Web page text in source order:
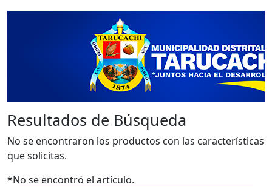
Resultados de Búsqueda
No se encontraron los productos con las características
que solicitas.
*No se encontró el artículo.